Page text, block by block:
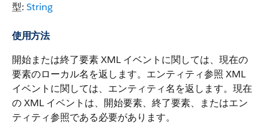
型: String
使用方法
開始または終了要素 XML イベントに関しては、現在の
要素のローカル名を返します。エンティティ参照 XML
イベントに関しては、エンティティ名を返します。現在
の XML イベントは、開始要素、終了要素、またはエン
ティティ参照である必要があります。